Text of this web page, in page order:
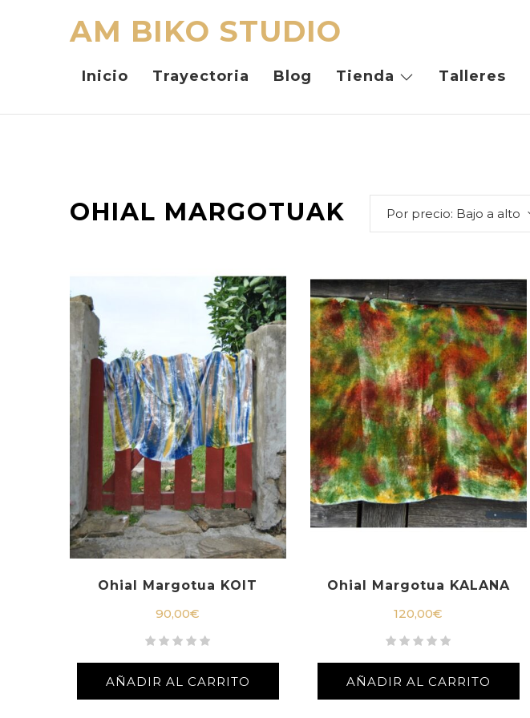
AM BIKO STUDIO
Inicio Trayectoria Blog Tienda Talleres
OHIAL MARGOTUAK Por precio: Bajo a alto
Ohial Margotua KOIT
90,00€
AÑADIR AL CARRITO
Ohial Margotua KALANA
120,00€
AÑADIR AL CARRITO